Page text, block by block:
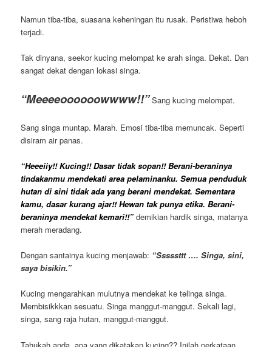
Namun tiba-tiba, suasana keheningan itu rusak. Peristiwa heboh
terjadi.
Tak dinyana, seekor kucing melompat ke arah singa. Dekat. Dan
sangat dekat dengan lokasi singa.
“Meeeeoooooowwww!!”Sang kucing melompat.
Sang singa muntap. Marah. Emosi tiba-tiba memuncak. Seperti
disiram air panas.
“Heeeiiy!! Kucing!! Dasar tidak sopan!! Berani-beraninya
tindakanmu mendekati area pelaminanku. Semua penduduk
hutan di sini tidak ada yang berani mendekat. Sementara
kamu, dasar kurang ajar!! Hewan tak punya etika. Berani-
beraninya mendekat kemari!!”demikian hardik singa, matanya
merah meradang.
Dengan santainya kucing menjawab: “Sssssttt …. Singa, sini,
saya bisikin.”
Kucing mengarahkan mulutnya mendekat ke telinga singa.
Membisikkkan sesuatu. Singa manggut-manggut. Sekali lagi,
singa, sang raja hutan, manggut-manggut.
Tahukah anda, apa yang dikatakan kucing?? Inilah perkataan